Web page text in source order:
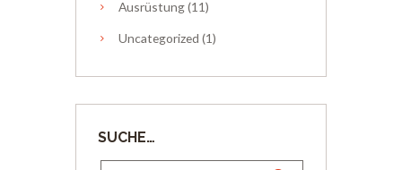
Ausrüstung(11)
Uncategorized (1)
SUCHE…